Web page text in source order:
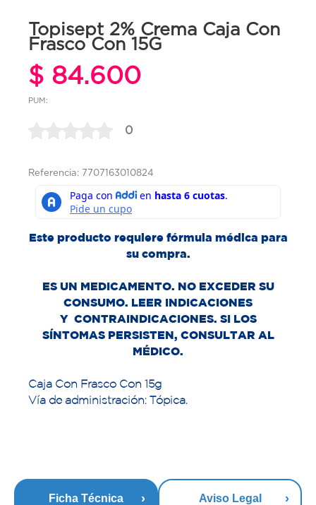
Topisept 2% Crema Caja Con
Frasco Con 15G
$ 84.600
PUM:
0
Referencia: 7707163010824
Este producto requiere fórmula médica para
su compra.
ES UN MEDICAMENTO. NO EXCEDER SU
CONSUMO. LEER INDICACIONES
Y CONTRAINDICACIONES. SI LOS
SÍNTOMAS PERSISTEN, CONSULTAR AL
MÉDICO.
Caja Con Frasco Con 15g
Vía de administración: Tópica.
Ficha Técnica Aviso Legal